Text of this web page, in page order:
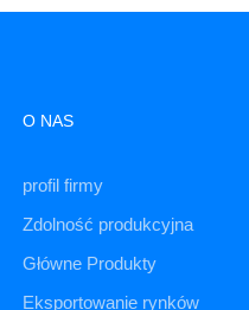
O NAS
profil firmy
Zdolność produkcyjna
Główne Produkty
Eksportowanie rynków